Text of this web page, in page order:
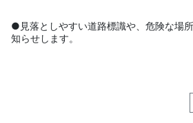
●見落としやすい道路標識や、危険な場
知らせします。